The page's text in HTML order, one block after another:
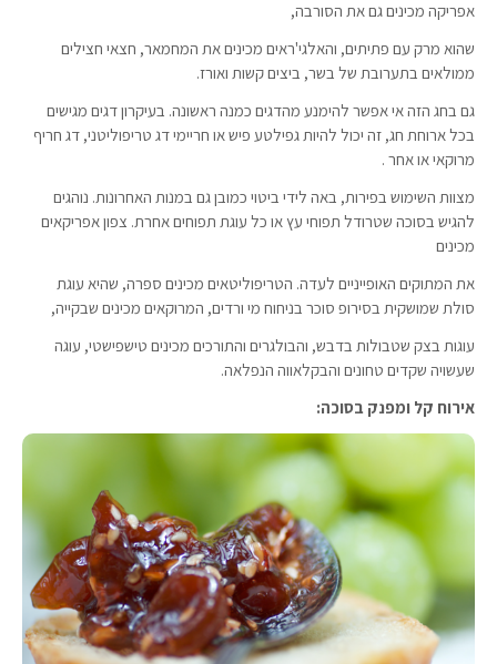
אפריקה מכינים גם את הסורבה,
שהוא מרק עם פתיתים, והאלגי'ראים מכינים את המחמאר, חצאי חצילים
ממולאים בתערובת של בשר, ביצים קשות ואורז.
גם בחג הזה אי אפשר להימנע מהדגים כמנה ראשונה. בעיקרון דגים מגישים
בכל ארוחת חג, זה יכול להיות גפילטע פיש או חריימי דג טריפוליטני, דג חריף
מרוקאי או אחר .
מצוות השימוש בפירות, באה לידי ביטוי כמובן גם במנות האחרונות. נוהגים
להגיש בסוכה שטרודל תפוחי עץ או כל עוגת תפוחים אחרת. צפון אפריקאים
מכינים
את המתוקים האופייניים לעדה. הטריפוליטאים מכינים ספרה, שהיא עוגת
סולת שמושקית בסירופ סוכר בניחוח מי ורדים, המרוקאים מכינים שבקייה,
עוגות בצק שטבולות בדבש, והבולגרים והתורכים מכינים טישפישטי, עוגה
שעשויה שקדים טחונים והבקלאווה הנפלאה.
אירוח קל ומפנק בסוכה: